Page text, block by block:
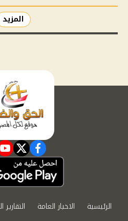
المزيد
facebook
الرئيسية الاخبار العامة